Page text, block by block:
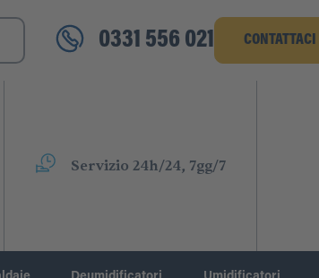
0331 556 021 CONTATTACI
Servizio 24h/24, 7gg/7